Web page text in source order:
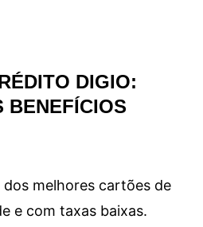
DIGIO:
BENEFÍCIOS
melhores cartões de
e com taxas baixas.